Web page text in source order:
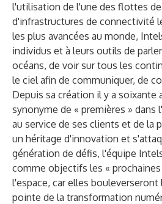
l'utilisation de l'une des flottes
d'infrastructures de connectivité
les plus avancées au monde,
individus et à leurs outils de
océans, de voir sur tous les
le ciel afin de communiquer, de
Depuis sa création il y a soixante
synonyme de « premières » dans
au service de ses clients et de la
un héritage d'innovation et
génération de défis, l'équipe
comme objectifs les « prochaines
l'espace, car elles
pointe de la transformation